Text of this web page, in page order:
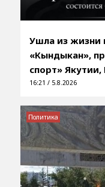
Ушла из жизни
«Кындыкан»,
спорт»
16:21 / 5.8.2026
Политика